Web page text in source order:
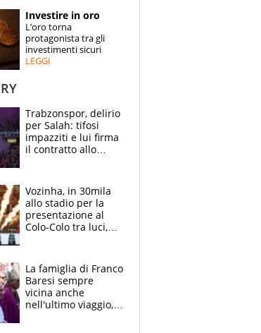
SPECIALI
ESPERTI
Investire in oro
L’oro torna
protagonista tra gli
investimenti sicuri
LEGGI
Trabzonspor, delirio
per Salah: tifosi
impazziti e lui firma
il contratto allo
Vozinha, in 30mila
allo stadio per la
presentazione al
Colo-Colo tra luci,
La famiglia di Franco
Baresi sempre
vicina anche
nell'ultimo viaggio,